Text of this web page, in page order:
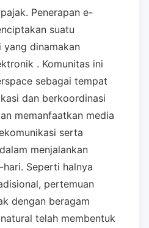
Penerapan e-
suatu
dinamakan
. Komunitas ini
sebagai tempat
dan berkoordinasi
memanfaatkan media
serta
menjalankan
Seperti halnya
pertemuan
dengan beragam
telah membentuk